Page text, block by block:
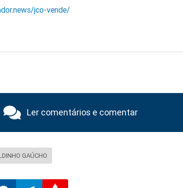
jco-vende/
Ler comentários e comentar
GAÚCHO